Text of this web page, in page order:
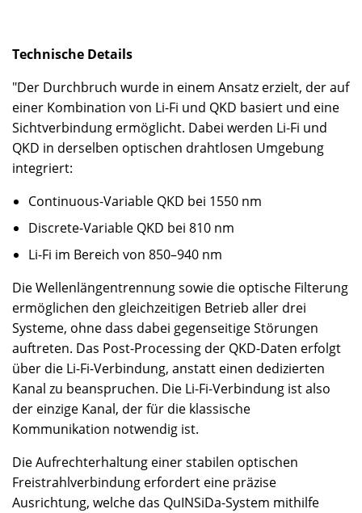
Technische Details
"Der Durchbruch wurde in einem Ansatz erzielt, der auf
einer Kombination von Li-Fi und QKD basiert und eine
Sichtverbindung ermöglicht. Dabei werden Li-Fi und
QKD in derselben optischen drahtlosen Umgebung
integriert:
Continuous-Variable QKD bei 1550 nm
Discrete-Variable QKD bei 810 nm
Li-Fi im Bereich von 850–940 nm
Die Wellenlängentrennung sowie die optische Filterung
ermöglichen den gleichzeitigen Betrieb aller drei
Systeme, ohne dass dabei gegenseitige Störungen
auftreten. Das Post-Processing der QKD-Daten erfolgt
über die Li-Fi-Verbindung, anstatt einen dedizierten
Kanal zu beanspruchen. Die Li-Fi-Verbindung ist also
der einzige Kanal, der für die klassische
Kommunikation notwendig ist.
Die Aufrechterhaltung einer stabilen optischen
Freistrahlverbindung erfordert eine präzise
Ausrichtung, welche das QuINSiDa-System mithilfe